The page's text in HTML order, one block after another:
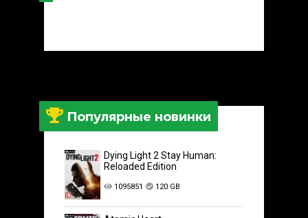
Популярные новинки
Dying Light 2 Stay Human:
Reloaded Edition
1095851 120 GB